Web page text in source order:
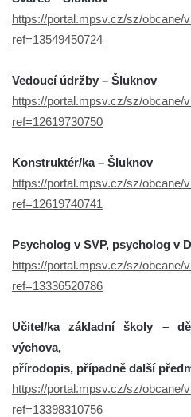
https://portal.mpsv.cz/sz/obcane/
ref=13549450724
Vedoucí údržby – Šluknov
https://portal.mpsv.cz/sz/obcane/
ref=12619730750
Konstruktér/ka – Šluknov
https://portal.mpsv.cz/sz/obcane/
ref=12619740741
Psycholog v SVP, psycholog v
https://portal.mpsv.cz/sz/obcane/
ref=13336520786
Učitel/ka základní školy –
výchova,
přírodopis, případně další
https://portal.mpsv.cz/sz/obcane/
ref=13398310756